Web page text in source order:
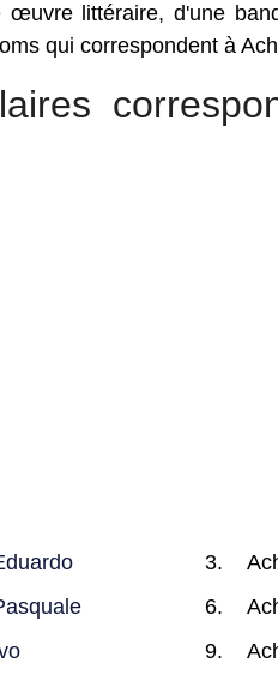
littéraire, d'une
qui correspondent à